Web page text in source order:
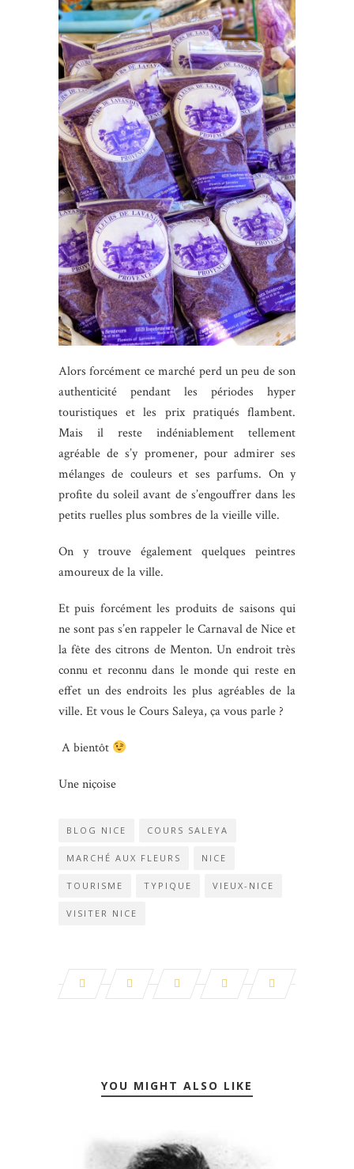
Alors forcément ce marché perd un peu de son
authenticité pendant les périodes hyper
touristiques et les prix pratiqués flambent.
Mais il reste indéniablement tellement
agréable de s’y promener, pour admirer ses
mélanges de couleurs et ses parfums. On y
profite du soleil avant de s’engouffrer dans les
petits ruelles plus sombres de la vieille ville.
On y trouve également quelques peintres
amoureux de la ville.
Et puis forcément les produits de saisons qui
ne sont pas s’en rappeler le Carnaval de Nice et
la fête des citrons de Menton. Un endroit très
connu et reconnu dans le monde qui reste en
effet un des endroits les plus agréables de la
ville. Et vous le Cours Saleya, ça vous parle ?
A bientôt
Une niçoise
BLOG NICE COURS SALEYA
MARCHÉ AUX FLEURS NICE
TOURISME TYPIQUE VIEUX-NICE
VISITER NICE
YOU MIGHT ALSO LIKE